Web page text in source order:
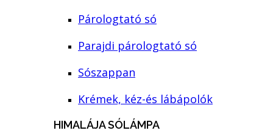
Párologtató só
Parajdi párologtató só
Sószappan
Krémek, kéz-és lábápolók
HIMALÁJA SÓLÁMPA